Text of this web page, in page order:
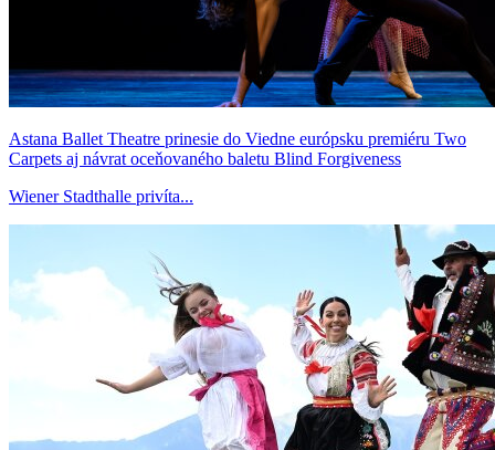
Astana Ballet Theatre prinesie do Viedne európsku premiéru Two
Carpets aj návrat oceňovaného baletu Blind Forgiveness
Wiener Stadthalle privíta...